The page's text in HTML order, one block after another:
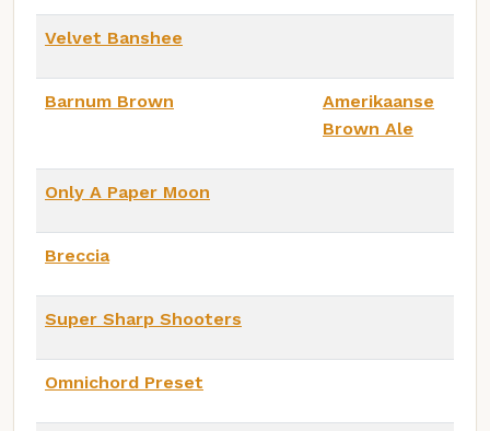
Velvet Banshee
Barnum Brown
Amerikaanse
Brown Ale
Only A Paper Moon
Breccia
Super Sharp Shooters
Omnichord Preset